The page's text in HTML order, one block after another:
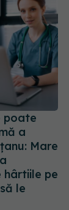
poate
a
Mare
pe
le